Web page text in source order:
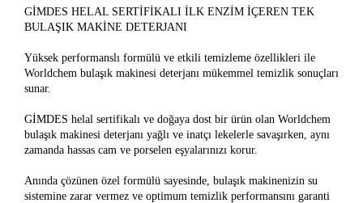
GİMDES HELAL SERTİFİKALI İLK ENZİM İÇEREN TEK
BULAŞIK MAKİNE DETERJANI
Yüksek performanslı formülü ve etkili temizleme özellikleri ile
Worldchem bulaşık makinesi deterjanı mükemmel temizlik sonuçları
sunar.
GİMDES helal sertifikalı ve doğaya dost bir ürün olan Worldchem
bulaşık makinesi deterjanı yağlı ve inatçı lekelerle savaşırken, aynı
zamanda hassas cam ve porselen eşyalarınızı korur.
Anında çözünen özel formülü sayesinde, bulaşık makinenizin su
sistemine zarar vermez ve optimum temizlik performansını garanti